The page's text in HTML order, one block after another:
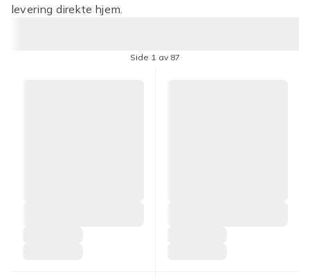
levering direkte hjem.
Side 1 av 87